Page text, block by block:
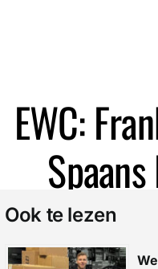
EWC:
Ook te lezen